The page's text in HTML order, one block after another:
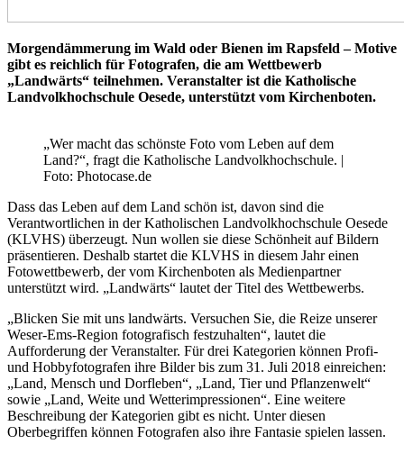
Morgendämmerung im Wald oder Bienen im Rapsfeld – Motive
gibt es reichlich für Fotografen, die am Wettbewerb
„Landwärts“ teilnehmen. Veranstalter ist die Katholische
Landvolkhochschule Oesede, unterstützt vom Kirchenboten.
„Wer macht das schönste Foto vom Leben auf dem
Land?“, fragt die Katholische Landvolkhochschule. |
Foto: Photocase.de
Dass das Leben auf dem Land schön ist, davon sind die
Verantwortlichen in der Katholischen Landvolkhochschule Oesede
(KLVHS) überzeugt. Nun wollen sie diese Schönheit auf Bildern
präsentieren. Deshalb startet die KLVHS in diesem Jahr einen
Fotowettbewerb, der vom Kirchenboten als Medienpartner
unterstützt wird. „Landwärts“ lautet der Titel des Wettbewerbs.
„Blicken Sie mit uns landwärts. Versuchen Sie, die Reize unserer
Weser-Ems-Region fotografisch festzuhalten“, lautet die
Aufforderung der Veranstalter. Für drei Kategorien können Profi-
und Hobbyfotografen ihre Bilder bis zum 31. Juli 2018 einreichen:
„Land, Mensch und Dorfleben“, „Land, Tier und Pflanzenwelt“
sowie „Land, Weite und Wetter­impressionen“. Eine weitere
Beschreibung der Kategorien gibt es nicht. Unter diesen
Oberbegriffen können Fotografen also ihre Fantasie spielen lassen.